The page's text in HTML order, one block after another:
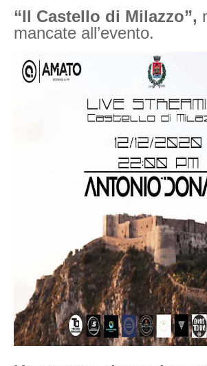
“Il Castello di Milazzo”,
mancate all’evento.